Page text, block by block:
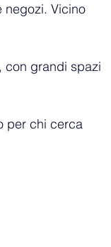
negozi. Vicino
con grandi spazi
per chi cerca